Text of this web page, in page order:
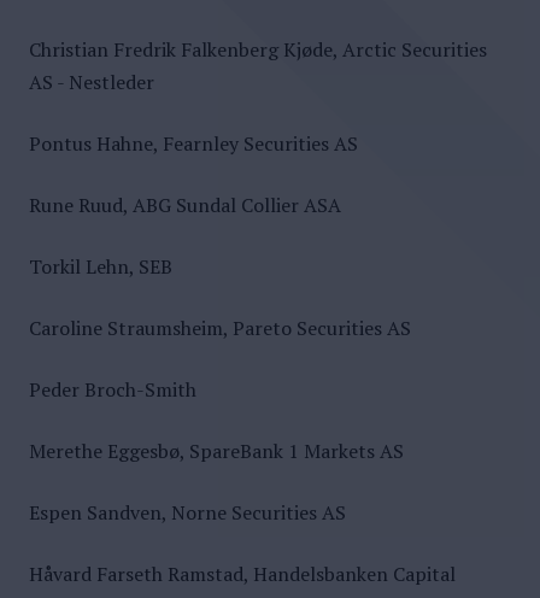
Christian Fredrik Falkenberg Kjøde, Arctic Securities
AS - Nestleder
Pontus Hahne, Fearnley Securities AS
Rune Ruud, ABG Sundal Collier ASA
Torkil Lehn, SEB
Caroline Straumsheim, Pareto Securities AS
Peder Broch-Smith
Merethe Eggesbø, SpareBank 1 Markets AS
Espen Sandven, Norne Securities AS
Håvard Farseth Ramstad, Handelsbanken Capital